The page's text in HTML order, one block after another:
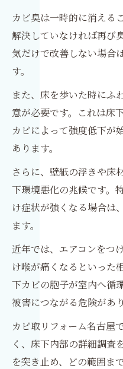
カビ臭は一時的に消える
解決していなければ再び
気だけで改善しない場合
す。
また、床を歩いた時にふ
意が必要です。これは床
カビによって強度低下が
あります。
さらに、壁紙の浮きや床
下環境悪化の兆候です。
け症状が強くなる場合は
ます。
近年では、エアコンをつ
け喉が痛くなるといった
下カビの胞子が室内へ循
被害につながる危険があり
カビ取リフォーム名古屋
く、床下内部の詳細調査
を突き止め、どの範囲ま